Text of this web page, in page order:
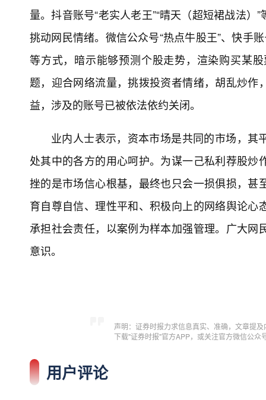
量。抖音账号“老实人老王”“晴天（超短裙战法
挑动网民情绪。微信公众号“热点牛股王”、快手
等方式，暗示能够预测个股走势，渲染购买某
题，迎合网络流量，挑拨投资者情绪，胡乱炒
益，涉及的账号已被依法依约关闭。
业内人士表示，资本市场是共同的市场，
处其中的各方的用心呵护。为谋一己私利荐股
挫的是市场信心根基，最终也只会一损俱损，
育自尊自信、理性平和、积极向上的网络舆论
承担社会责任，以案例为样本加强管理。广大
意识。
声明：证券时报力求信息真实、准确，文章提
下载"证券时报"官方APP，或关注官方微信公
用户评论